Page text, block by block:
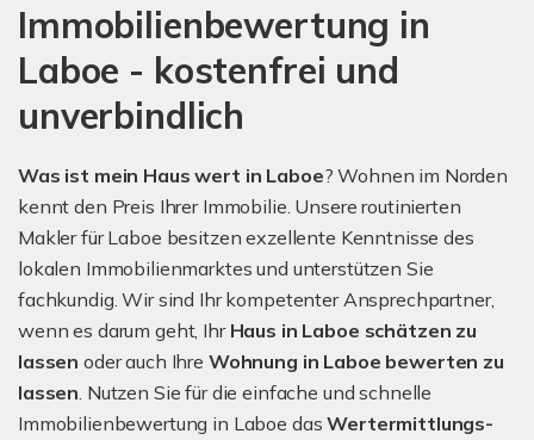
Immobilienbewertung in
Laboe - kostenfrei und
unverbindlich
Was ist mein Haus wert in Laboe? Wohnen im Norden
kennt den Preis Ihrer Immobilie. Unsere routinierten
Makler für Laboe besitzen exzellente Kenntnisse des
lokalen Immobilienmarktes und unterstützen Sie
fachkundig. Wir sind Ihr kompetenter Ansprechpartner,
wenn es darum geht, IhrHaus in Laboe schätzen zu
lassen oder auch Ihre Wohnung in Laboe bewerten zu
lassen . Nutzen Sie für die einfache und schnelle
Immobilienbewertung in Laboe dasWertermittlungs-